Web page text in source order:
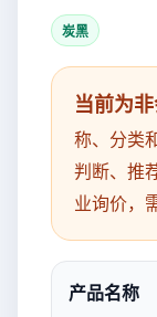
炭黑
当前为非
称、分类
判断、推
业询价，
产品名称